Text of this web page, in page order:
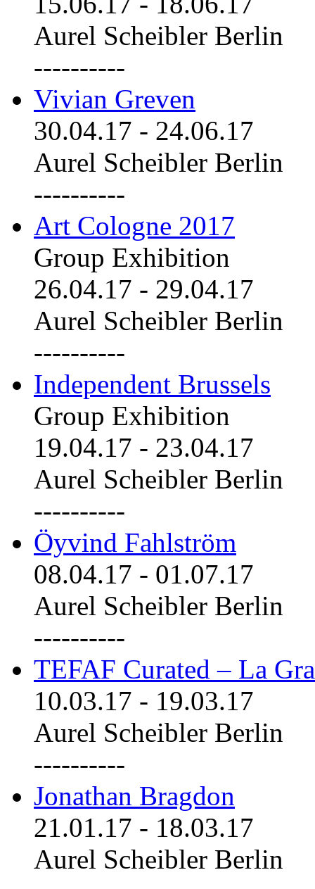
Aurel Scheibler Berlin
----------
Vivian Greven
30.04.17 - 24.06.17
Aurel Scheibler Berlin
----------
Art Cologne 2017
Group Exhibition
26.04.17 - 29.04.17
Aurel Scheibler Berlin
----------
Independent Brussels
Group Exhibition
19.04.17 - 23.04.17
Aurel Scheibler Berlin
----------
Öyvind Fahlström
08.04.17 - 01.07.17
Aurel Scheibler Berlin
----------
TEFAF Curated – La
10.03.17 - 19.03.17
Aurel Scheibler Berlin
----------
Jonathan Bragdon
21.01.17 - 18.03.17
Aurel Scheibler Berlin